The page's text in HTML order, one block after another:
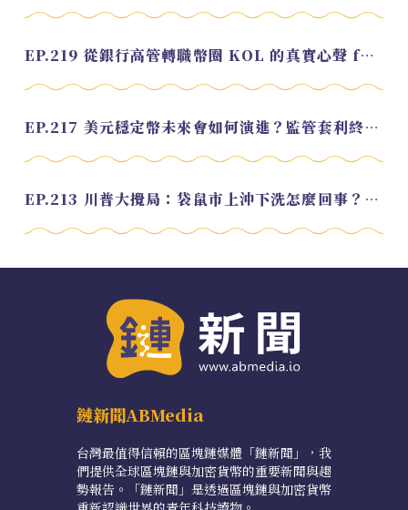
EP.219 從銀行高管轉職幣圈 KOL 的真實心聲 feat.龜大
EP.217 美元穩定幣未來會如何演進？監管套利終將收斂？feat. 研究員 余哲安
EP.213 川普大攪局：袋鼠市上沖下洗怎麼回事？feat. Alvin
鏈新聞ABMedia
台灣最值得信賴的區塊鏈媒體「鏈新聞」，我
們提供全球區塊鏈與加密貨幣的重要新聞與趨
勢報告。「鏈新聞」是透過區塊鏈與加密貨幣